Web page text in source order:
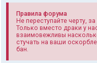
Правила форума
Не переступайте черту,
Только вместо драки у
взаимовежливы
стучать на ваши
бан.